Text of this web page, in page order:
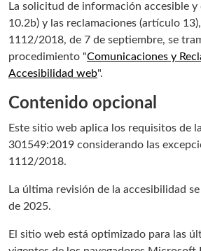
La solicitud de información accesible
10.2b) y las reclamaciones (artículo
1112/2018, de 7 de septiembre, se
procedimiento "Comunicaciones y
Accesibilidad web".
Contenido opcional
Este sitio web aplica los requisitos de
301549:2019 considerando las
1112/2018.
La última revisión de la accesibilidad
de 2025.
El sitio web está optimizado para las